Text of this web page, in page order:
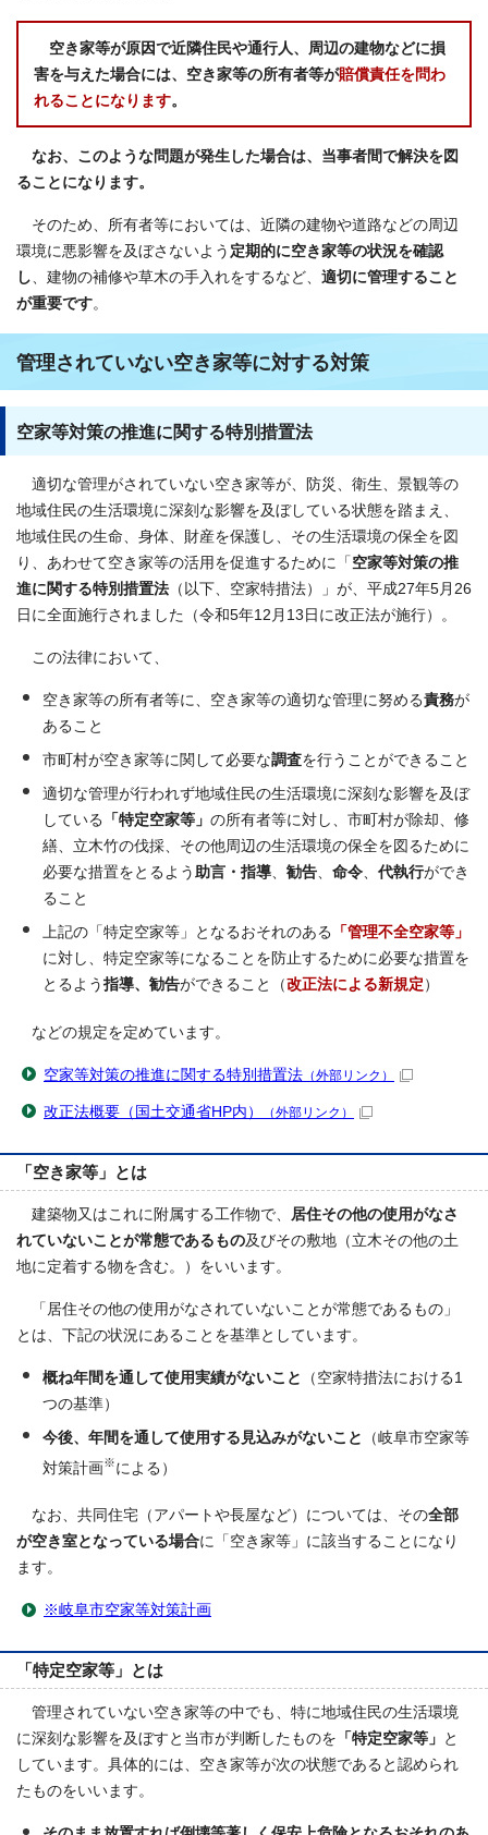
空き家等が原因で近隣住民や通行人、周辺の建物などに損
害を与えた場合には、空き家等の所有者等が賠償責任を問わ
れることになります。
なお、このような問題が発生した場合は、当事者間で解決を図
ることになります。
そのため、所有者等においては、近隣の建物や道路などの周辺
環境に悪影響を及ぼさないよう 定期的に空き家等の状況を確認
し 、建物の補修や草木の手入れをするなど、 適切に管理すること
が重要です。
管理されていない空き家等に対する対策
空家等対策の推進に関する特別措置法
適切な管理がされていない空き家等が、防災、衛生、景観等の
地域住民の生活環境に深刻な影響を及ぼしている状態を踏まえ、
地域住民の生命、身体、財産を保護し、その生活環境の保全を図
り、あわせて空き家等の活用を促進するために「 空家等対策の推
進に関する特別措置法 （以下、空家特措法）」が、平成27年5月26
日に全面施行されました（令和5年12月13日に改正法が施行）。
この法律において、
空き家等の所有者等に、空き家等の適切な管理に努める責務が
あること
市町村が空き家等に関して必要な調査を行うことができること
適切な管理が行われず地域住民の生活環境に深刻な影響を及ぼ
している
「特定空家等」 の所有者等に対し、市町村が除却、修
繕、立木竹の伐採、その他周辺の生活環境の保全を図るために
必要な措置をとるよう 助言・指導 勧告 命令 代執行ができ
ること
上記の「特定空家等」となるおそれのある
「管理不全空家等」
に対し、特定空家等になることを防止するために必要な措置を
とるよう 指導、勧告ができること（改正法による新規定 ）
などの規定を定めています。
空家等対策の推進に関する特別措置法 （外部リンク）
改正法概要（国土交通省HP内） （外部リンク）
「空き家等」とは
建築物又はこれに附属する工作物で、
居住その他の使用がなさ
れていないことが常態であるもの及びその敷地（立木その他の土
地に定着する物を含む。）をいいます。
「居住その他の使用がなされていないことが常態であるもの」
とは、下記の状況にあることを基準としています。
概ね年間を通して使用実績がないこと
（空家特措法における1
つの基準）
今後、年間を通して使用する見込みがないこと
（岐阜市空家等
対策計画※による）
なお、共同住宅（アパートや長屋など）については、その全部
が空き室となっている場合に「空き家等」に該当することになり
ます。
※岐阜市空家等対策計画
「特定空家等」とは
管理されていない空き家等の中でも、特に地域住民の生活環境
に深刻な影響を及ぼすと当市が判断したものを 「特定空家等」 と
しています。具体的には、空き家等が次の状態であると認められ
たものをいいます。